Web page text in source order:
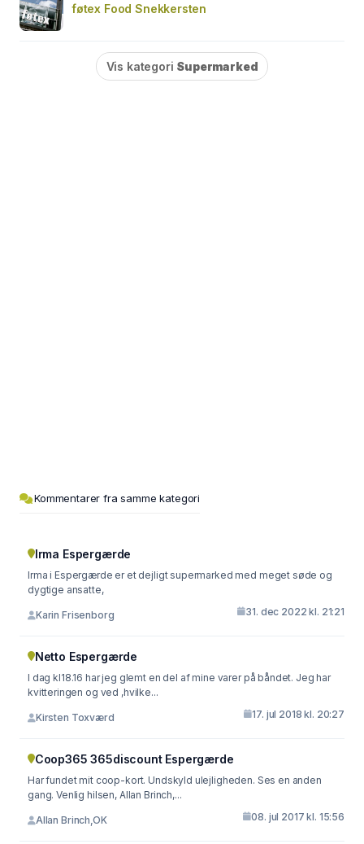
føtex Food Snekkersten
Vis kategori Supermarked
Kommentarer fra samme kategori
Irma Espergærde
Irma i Espergærde er et dejligt supermarked med meget søde og
dygtige ansatte,
Karin Frisenborg 31. dec 2022 kl. 21:21
Netto Espergærde
I dag kl18.16 har jeg glemt en del af mine varer på båndet. Jeg har
kvitteringen og ved ,hvilke...
Kirsten Toxværd 17. jul 2018 kl. 20:27
Coop365 365discount Espergærde
Har fundet mit coop-kort. Undskyld ulejligheden. Ses en anden
gang. Venlig hilsen, Allan Brinch,...
Allan Brinch,OK 08. jul 2017 kl. 15:56